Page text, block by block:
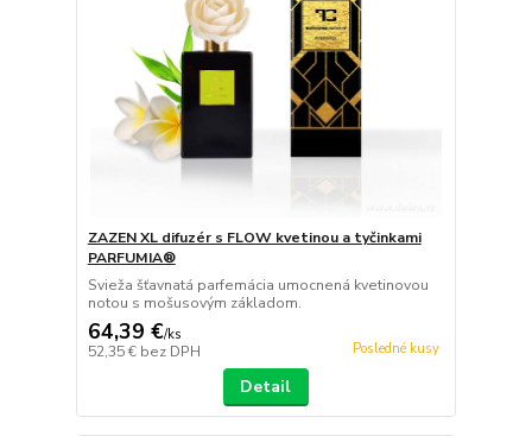
ZAZEN XL difuzér s FLOW kvetinou a tyčinkami
PARFUMIA®
Svieža šťavnatá parfemácia umocnená kvetinovou
notou s mošusovým základom.
64,39 €/ks
52,35 € bez DPH Posledné kusy
Detail